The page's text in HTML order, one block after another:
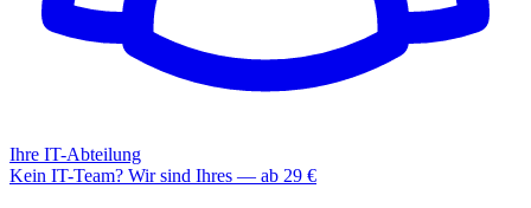
Ihre IT-Abteilung
Kein IT-Team? Wir sind Ihres — ab 29 €